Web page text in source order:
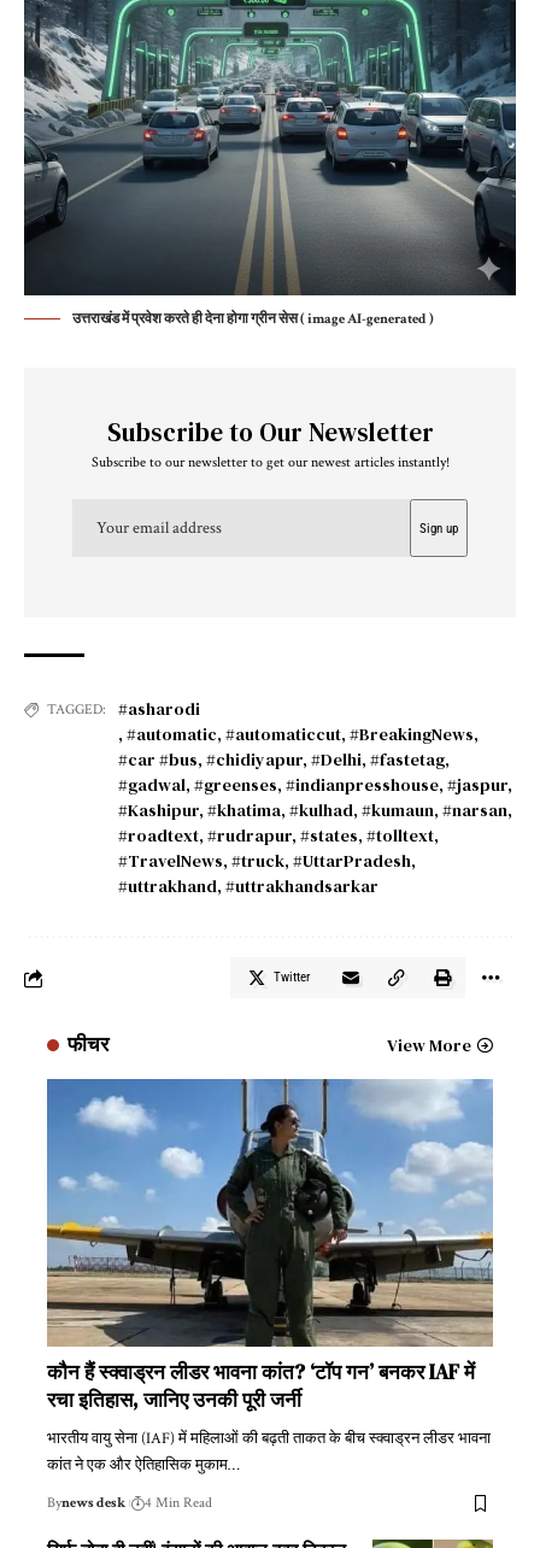
उत्तराखंड में प्रवेश करते ही देना होगा ग्रीन सेस ( image AI-generated )
Subscribe to Our Newsletter
Subscribe to our newsletter to get our newest articles instantly!
TAGGED:
#asharodi
, #automatic, #automaticcut, #BreakingNews,
#car #bus, #chidiyapur, #Delhi, #fastetag,
#gadwal, #greenses, #indianpresshouse, #jaspur,
#Kashipur, #khatima, #kulhad, #kumaun, #narsan,
#roadtext, #rudrapur, #states, #tolltext,
#TravelNews, #truck, #UttarPradesh,
#uttrakhand, #uttrakhandsarkar
Twitter
फीचर View More
कौन हैं स्क्वाड्रन लीडर भावना कांत? ‘टॉप गन’ बनकर IAF में
रचा इतिहास, जानिए उनकी पूरी जर्नी
भारतीय वायु सेना (IAF) में महिलाओं की बढ़ती ताकत के बीच स्क्वाड्रन लीडर भावना
कांत ने एक और ऐतिहासिक मुकाम…
Bynews desk 4 Min Read